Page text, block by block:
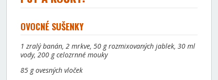
OVOCNÉ SUŠENKY
1 zralý banán, 2 mrkve, 50 g rozmixovaných jablek, 30 ml
vody, 200 g celozrnné mouky
85 g ovesných vloček